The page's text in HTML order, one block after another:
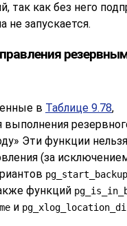
так как без него
не запускается.
в Таблице 9.78,
выполнения
Эти функции
(за
pg_start_backup
функций
и